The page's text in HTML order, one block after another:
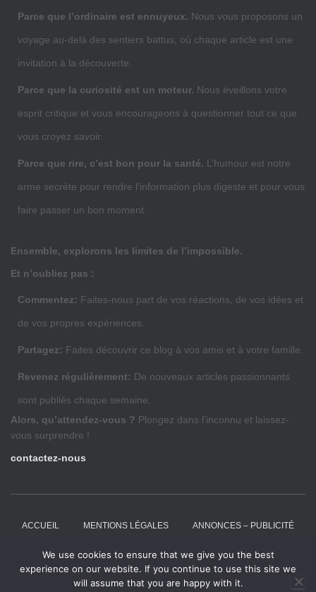
Parce que l’ordinaire est ennuyeux. Nous vous proposons un
voyage au-delà des sentiers battus, où chaque article est une
invitation à la découverte.
Parce que la curiosité est un moteur. Nous éveillons votre
esprit critique et vous encourageons à questionner tout ce que
vous croyez savoir.
Parce que rire, c’est bon pour la santé. L’humour est notre
arme secrète pour rendre l’information plus digeste et pour vous
faire passer un bon moment.
Ensemble, explorons les limites de l’impossible.
Et n’oubliez pas :
Commentez: Faites-nous part de vos réactions, de vos idées et
de vos propres expériences.
Partagez: Faites découvrir ce blog à vos amis et à votre famille.
Revenez régulièrement: De nouveaux articles passionnants
sont publiés chaque semaine.
Alors, qu’attendez-vous ? Plongez dans l’inconnu et laissez-
vous surprendre !
contactez-nous
ACCUEIL MENTIONS LÉGALES ANNONCES – PUBLICITÉ
ARTICLES INVITÉS CRSEO CONTACT
We use cookies to ensure that we give you the best
experience on our website. If you continue to use this site we
will assume that you are happy with it.